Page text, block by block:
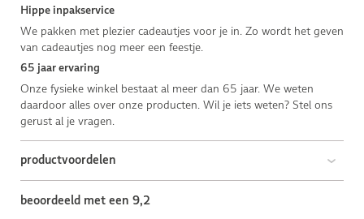
Hippe inpakservice
We pakken met plezier cadeautjes voor je in. Zo wordt het geven
van cadeautjes nog meer een feestje.
65 jaar ervaring
Onze fysieke winkel bestaat al meer dan 65 jaar. We weten
daardoor alles over onze producten. Wil je iets weten? Stel ons
gerust al je vragen.
productvoordelen
beoordeeld met een 9,2